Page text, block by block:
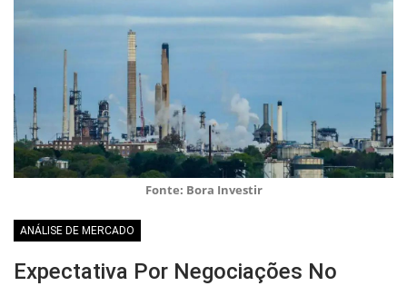
Fonte: Bora Investir
ANÁLISE DE MERCADO
Expectativa Por Negociações No